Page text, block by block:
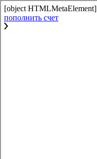
[object HTMLMetaElement]
пополнить счет